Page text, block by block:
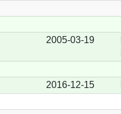
2005-03-19
2016-12-15